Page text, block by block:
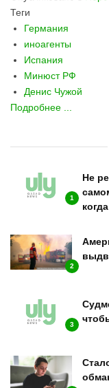
Теги
Германия
иноагенты
Испания
Минюст РФ
Денис Чужой
Подробнее ...
1
Не
2
3